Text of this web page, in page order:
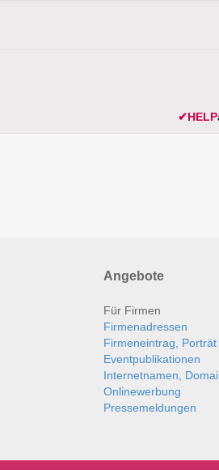
✔HELP
Angebote
Für Firmen
Firmenadressen
Firmeneintrag, Porträt
Eventpublikationen
Internetnamen,
Onlinewerbung
Pressemeldungen